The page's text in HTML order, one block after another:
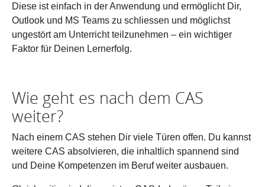
Diese ist einfach in der Anwendung und ermöglicht Dir,
Outlook und MS Teams zu schliessen und möglichst
ungestört am Unterricht teilzunehmen – ein wichtiger
Faktor für Deinen Lernerfolg.
Wie geht es nach dem CAS
weiter?
Nach einem CAS stehen Dir viele Türen offen. Du kannst
weitere CAS absolvieren, die inhaltlich spannend sind
und Deine Kompetenzen im Beruf weiter ausbauen.